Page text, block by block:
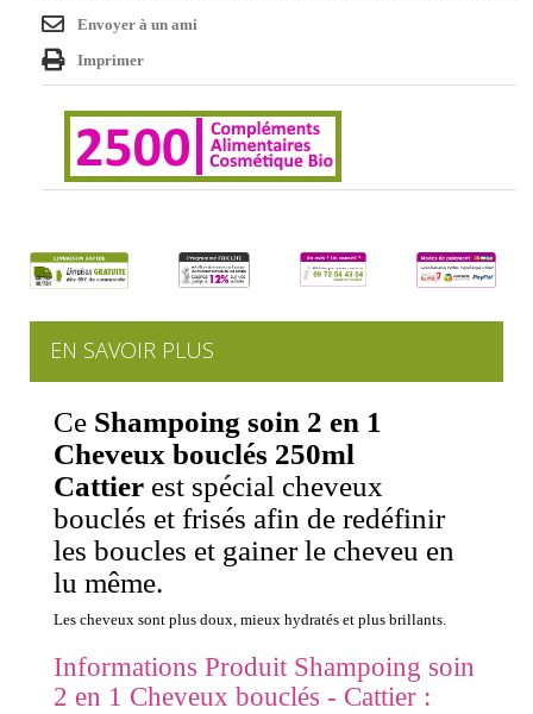
Envoyer à un ami
Imprimer
EN SAVOIR PLUS
Ce Shampoing soin 2 en 1
Cheveux bouclés 250ml
Cattier est spécial cheveux
bouclés et frisés afin de redéfinir
les boucles et gainer le cheveu en
lu même.
Les cheveux sont plus doux, mieux hydratés et plus brillants.
Informations Produit Shampoing soin
2 en 1 Cheveux bouclés - Cattier :